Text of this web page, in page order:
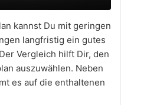
kannst Du mit geringen
langfristig ein gutes
Vergleich hilft Dir, den
auszuwählen. Neben
es auf die enthaltenen